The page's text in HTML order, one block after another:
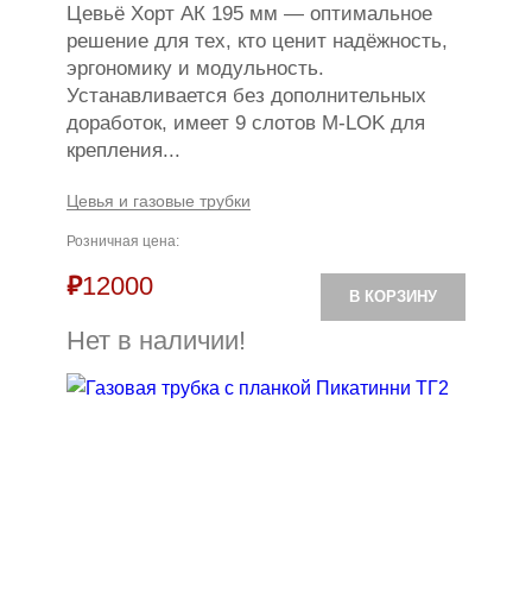
Цевьё Хорт АК 195 мм — оптимальное
решение для тех, кто ценит надёжность,
эргономику и модульность.
Устанавливается без дополнительных
доработок, имеет 9 слотов M-LOK для
крепления...
Цевья и газовые трубки
Розничная цена:
₽12000
Нет в наличии!
В КОРЗИНУ